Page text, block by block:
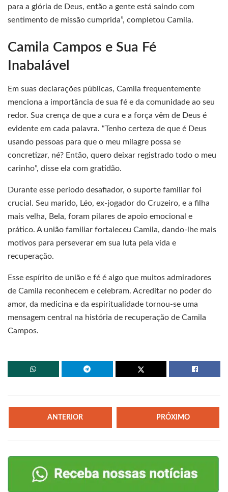
para a glória de Deus, então a gente está saindo com
sentimento de missão cumprida”, completou Camila.
Camila Campos e Sua Fé
Inabalável
Em suas declarações públicas, Camila frequentemente
menciona a importância de sua fé e da comunidade ao seu
redor. Sua crença de que a cura e a força vêm de Deus é
evidente em cada palavra. “Tenho certeza de que é Deus
usando pessoas para que o meu milagre possa se
concretizar, né? Então, quero deixar registrado todo o meu
carinho”, disse ela com gratidão.
Durante esse período desafiador, o suporte familiar foi
crucial. Seu marido, Léo, ex-jogador do Cruzeiro, e a filha
mais velha, Bela, foram pilares de apoio emocional e
prático. A união familiar fortaleceu Camila, dando-lhe mais
motivos para perseverar em sua luta pela vida e
recuperação.
Esse espírito de união e fé é algo que muitos admiradores
de Camila reconhecem e celebram. Acreditar no poder do
amor, da medicina e da espiritualidade tornou-se uma
mensagem central na história de recuperação de Camila
Campos.
ANTERIOR PRÓXIMO